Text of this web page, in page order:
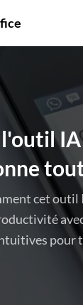
cet
pour